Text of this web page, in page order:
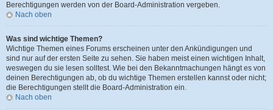
Berechtigungen werden von der Board-Administration vergeben.
Nach oben
Was sind wichtige Themen?
Wichtige Themen eines Forums erscheinen unter den Ankündigungen und
sind nur auf der ersten Seite zu sehen. Sie haben meist einen wichtigen Inhalt,
weswegen du sie lesen solltest. Wie bei den Bekanntmachungen hängt es von
deinen Berechtigungen ab, ob du wichtige Themen erstellen kannst oder nicht;
die Berechtigungen stellt die Board-Administration ein.
Nach oben